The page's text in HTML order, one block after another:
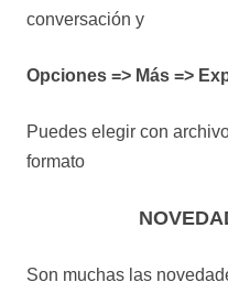
conversación y
Opciones => Más =>
Puedes elegir con
formato
Son muchas las